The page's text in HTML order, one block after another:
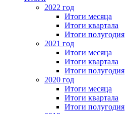
2022 год
Итоги месяца
Итоги квартала
Итоги полугодия
2021 год
Итоги месяца
Итоги квартала
Итоги полугодия
2020 год
Итоги месяца
Итоги квартала
Итоги полугодия